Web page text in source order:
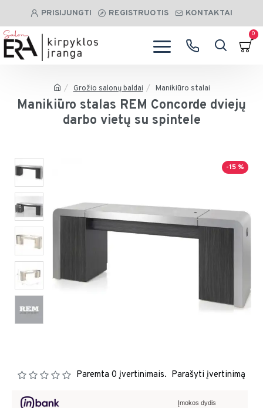
PRISIJUNGTI REGISTRUOTIS KONTAKTAI
0
Grožio salonų baldai Manikiūro stalai
Manikiūro stalas REM Concorde dviejų
darbo vietų su spintele
-15 %
Paremta 0 įvertinimais. Parašyti įvertinimą
Įmokos dydis